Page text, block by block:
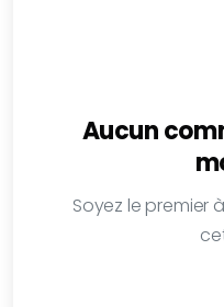
Aucun
Soyez le premier